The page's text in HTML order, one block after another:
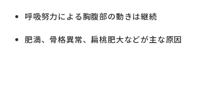
呼吸努力による胸腹部の動きは継続
肥満、骨格異常、扁桃肥大などが主な原因